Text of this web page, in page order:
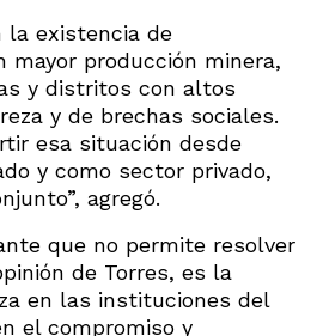
la existencia de
mayor producción minera,
y distritos con altos
y de brechas sociales.
esa situación desde
y como sector privado,
agregó.
que no permite resolver
de Torres, es la
en las instituciones del
el compromiso y